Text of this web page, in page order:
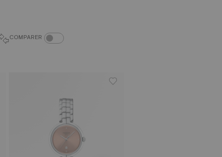
COMPARER COMPARAISON DES PRODUITS